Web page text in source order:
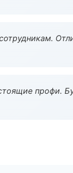
профи.